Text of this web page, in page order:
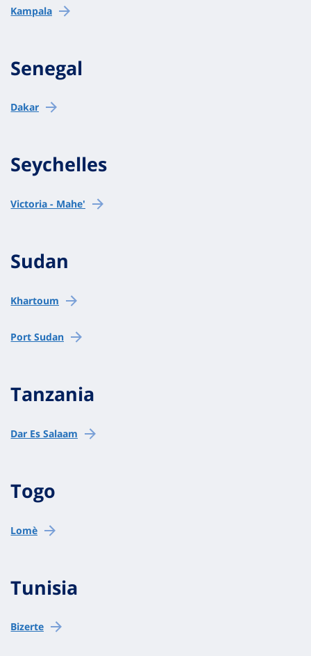
Kampala
Senegal
Dakar
Seychelles
Victoria - Mahe'
Sudan
Khartoum
Port Sudan
Tanzania
Dar Es Salaam
Togo
Lomè
Tunisia
Bizerte